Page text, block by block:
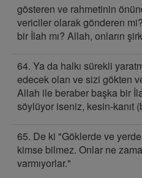
gösteren ve rahmetinin
vericiler olarak gönderen
bir İlah mı? Allah, onların
64. Ya da halkı sürekli
edecek olan ve sizi gökten
Allah ile beraber başka bir
söylüyor iseniz, kesin-kanıt
65. De ki "Göklerde ve
kimse bilmez. Onlar ne
varmıyorlar."